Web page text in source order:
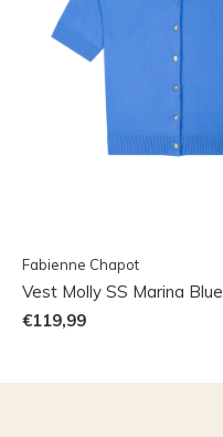
Fabienne Chapot
Vest Molly SS Marina Blue
€119,99